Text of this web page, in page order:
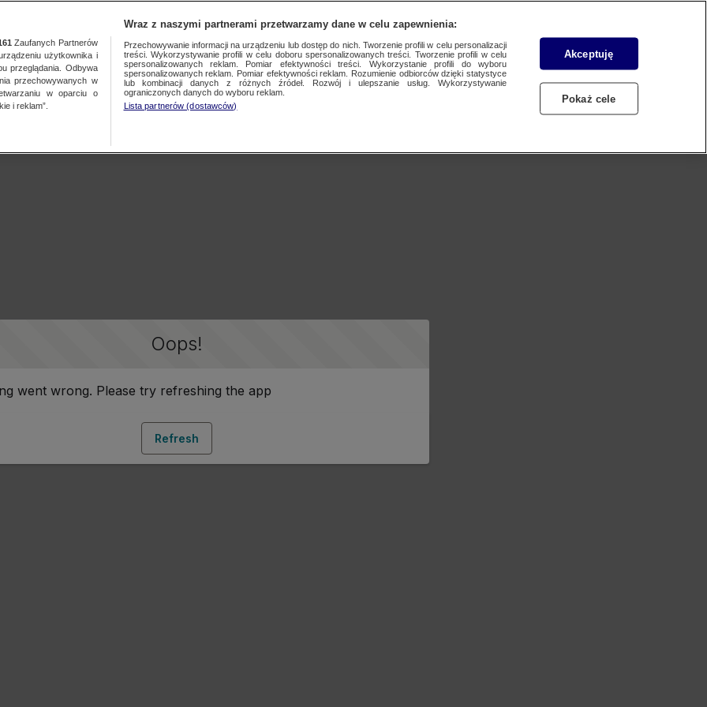
Oops!
went wrong. Please try refreshing the app
Refresh
Zaufanych Partnerów
użytkownika i
przeglądania. Odbywa
przechowywanych w
w oparciu o
i reklam”.
Wraz z naszymi partnerami przetwarzamy dane w celu zapewnienia:
Przechowywanie informacji na urządzeniu lub dostęp do nich. Tworzenie profili w celu personalizacji
treści. Wykorzystywanie profili w celu doboru spersonalizowanych treści. Tworzenie profili w celu
spersonalizowanych reklam. Pomiar efektywności treści. Wykorzystanie profili do wyboru
spersonalizowanych reklam. Pomiar efektywności reklam. Rozumienie odbiorców dzięki statystyce
lub kombinacji danych z różnych źródeł. Rozwój i ulepszanie usług. Wykorzystywanie
ograniczonych danych do wyboru reklam.
Lista partnerów (dostawców)
Akceptuję
Pokaż cele